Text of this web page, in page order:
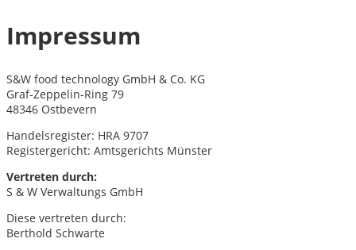
Impressum
S&W food technology GmbH & Co. KG
Graf-Zeppelin-Ring 79
48346 Ostbevern
Handelsregister: HRA 9707
Registergericht: Amtsgerichts Münster
Vertreten durch:
S & W Verwaltungs GmbH
Diese vertreten durch:
Berthold Schwarte